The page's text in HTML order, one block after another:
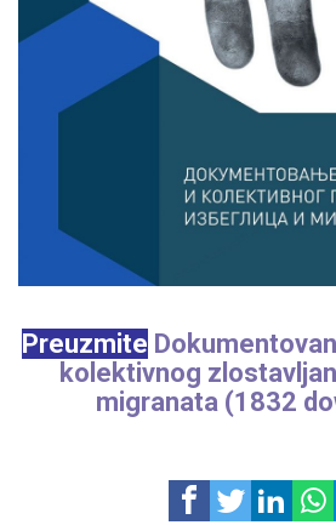
Preuzmite
kolektivnog
migranata (1832